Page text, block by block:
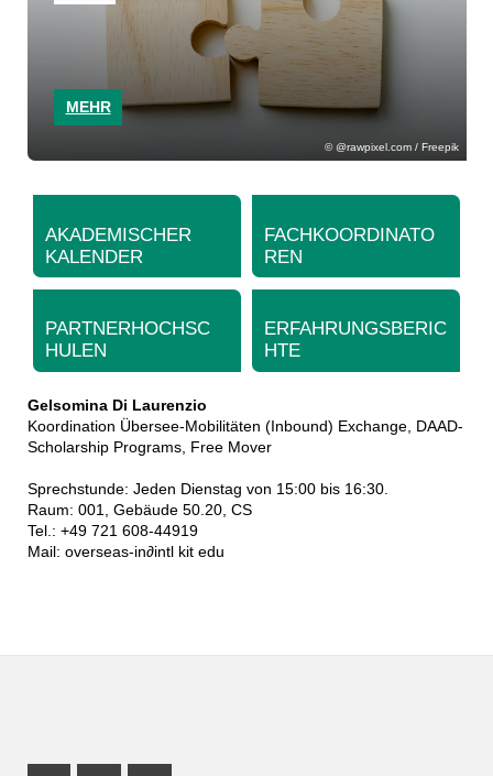
@rawpixel.com / Freepik
MEHR
AKADEMISCHER
KALENDER
FACHKOORDINATO
REN
PARTNERHOCHSC
HULEN
ERFAHRUNGSBERIC
HTE
Gelsomina Di Laurenzio
Koordination Übersee-Mobilitäten (Inbound) Exchange, DAAD-
Scholarship Programs, Free Mover
Sprechstunde: Jeden Dienstag von 15:00 bis 16:30.
Raum: 001, Gebäude 50.20, CS
Tel.: +49 721 608-44919
Mail: overseas-in∂intl kit edu